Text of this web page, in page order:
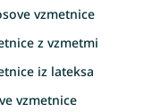
vzmetnice
z vzmetmi
iz lateksa
vzmetnice